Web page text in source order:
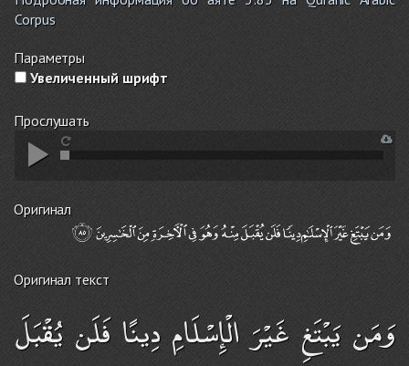
Corpus
Параметры
Увеличенный шрифт
Прослушать
Оригинал
Оригинал текст
وَمَن يَبْتَغِ غَيْرَ الْإِسْلَامِ دِينًا فَلَن يُقْبَلَ